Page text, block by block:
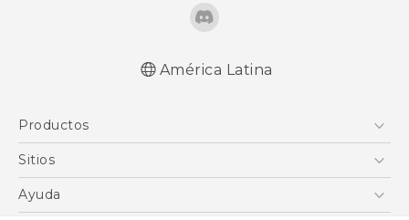
América Latina
Productos
5G
EXODUS
Sitios
HTC Desarrollo
Ayuda